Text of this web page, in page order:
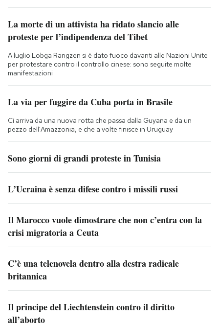
La morte di un attivista ha ridato slancio alle
proteste per l’indipendenza del Tibet
A luglio Lobga Rangzen si è dato fuoco davanti alle Nazioni Unite
per protestare contro il controllo cinese: sono seguite molte
manifestazioni
La via per fuggire da Cuba porta in Brasile
Ci arriva da una nuova rotta che passa dalla Guyana e da un
pezzo dell'Amazzonia, e che a volte finisce in Uruguay
Sono giorni di grandi proteste in Tunisia
L’Ucraina è senza difese contro i missili russi
Il Marocco vuole dimostrare che non c’entra con la
crisi migratoria a Ceuta
C’è una telenovela dentro alla destra radicale
britannica
Il principe del Liechtenstein contro il diritto
all’aborto